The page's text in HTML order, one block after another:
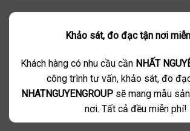
Khảo sát, đo đạc tận nơi
Khách hàng có nhu cầu cần NHẤT
công trình tư vấn, khảo sát, đo
NHATNGUYENGROUP sẽ mang mẫu
nơi. Tất cả đều miễn phí!